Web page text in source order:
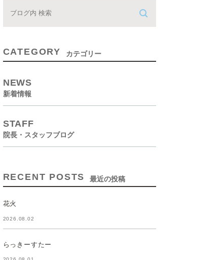
CATEGORY カテゴリー
NEWS
新着情報
STAFF
院長・スタッフブログ
RECENT POSTS 最近の投稿
花火
2026.08.02
らっきーすたー